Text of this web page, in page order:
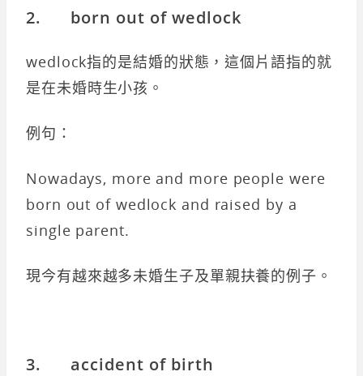
2. born out of wedlock
wedlock指的是結婚的狀態，這個片語指的就
是在未婚時生小孩。
例句：
Nowadays, more and more people were
born out of wedlock and raised by a
single parent.
現今有越來越多未婚生子及單親扶養的例子。
3. accident of birth